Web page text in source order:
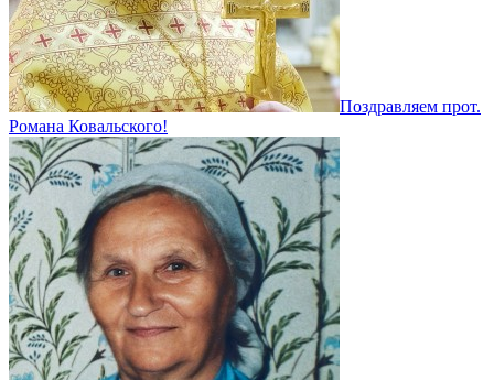
Поздравляем прот.
Романа Ковальского!